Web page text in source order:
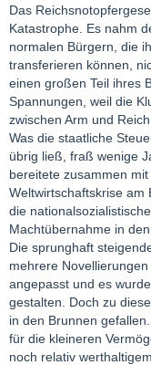
Das
Katastrophe. Es nahm
normalen Bürgern, die
transferieren können,
einen großen Teil ihres
Spannungen, weil die
zwischen Arm und
Was die staatliche
übrig ließ, fraß wenige
bereitete zusammen
Weltwirtschaftskrise am
die nationalsozialistische
Machtübernahme in
Die sprunghaft
mehrere
angepasst und es
gestalten. Doch zu
in den Brunnen
für die kleineren
noch relativ